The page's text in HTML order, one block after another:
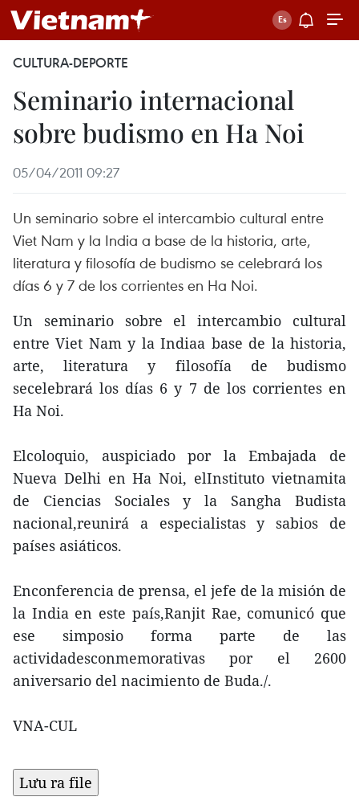
CULTURA-DEPORTE
Seminario internacional
sobre budismo en Ha Noi
05/04/2011 09:27
Un seminario sobre el intercambio cultural entre
Viet Nam y la India a base de la historia, arte,
literatura y filosofía de budismo se celebrará los
días 6 y 7 de los corrientes en Ha Noi.
Un seminario sobre el intercambio cultural
entre Viet Nam y la Indiaa base de la historia,
arte, literatura y filosofía de budismo
secelebrará los días 6 y 7 de los corrientes en
Ha Noi.
Elcoloquio, auspiciado por la Embajada de
Nueva Delhi en Ha Noi, elInstituto vietnamita
de Ciencias Sociales y la Sangha Budista
nacional,reunirá a especialistas y sabios de
países asiáticos.
Enconferencia de prensa, el jefe de la misión de
la India en este país,Ranjit Rae, comunicó que
ese simposio forma parte de las
actividadesconmemorativas por el 2600
aniversario del nacimiento de Buda./.
VNA-CUL